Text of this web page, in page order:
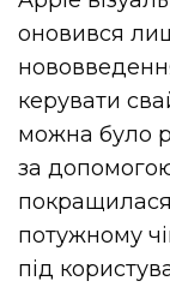
оновився
керувати
можна було
за
покращилася
потужному
під